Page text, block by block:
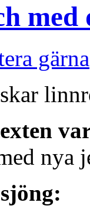
med
gärna
nya